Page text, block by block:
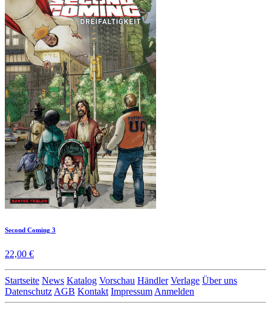
Second Coming 3
22,00 €
Startseite News Katalog Vorschau Händler Verlage Über uns
Datenschutz AGB Kontakt Impressum Anmelden